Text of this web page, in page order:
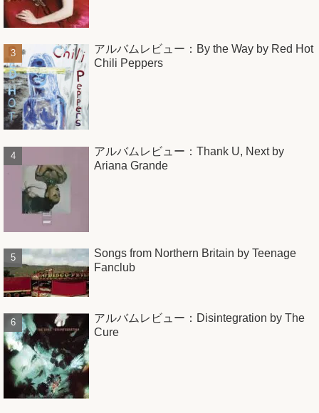
アルバムレビュー：By the Way by Red Hot
Chili Peppers
アルバムレビュー：Thank U, Next by
Ariana Grande
Songs from Northern Britain by Teenage
Fanclub
アルバムレビュー：Disintegration by The
Cure